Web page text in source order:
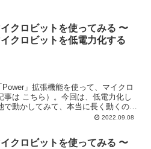
クロビットを使ってみる 〜
クロビットを低電力化する
」拡張機能を使って、マイクロ
事は こちら）。今回は、低電力化し
で動かしてみて、本当に長く動くの
2022.09.08
クロビットを使ってみる 〜